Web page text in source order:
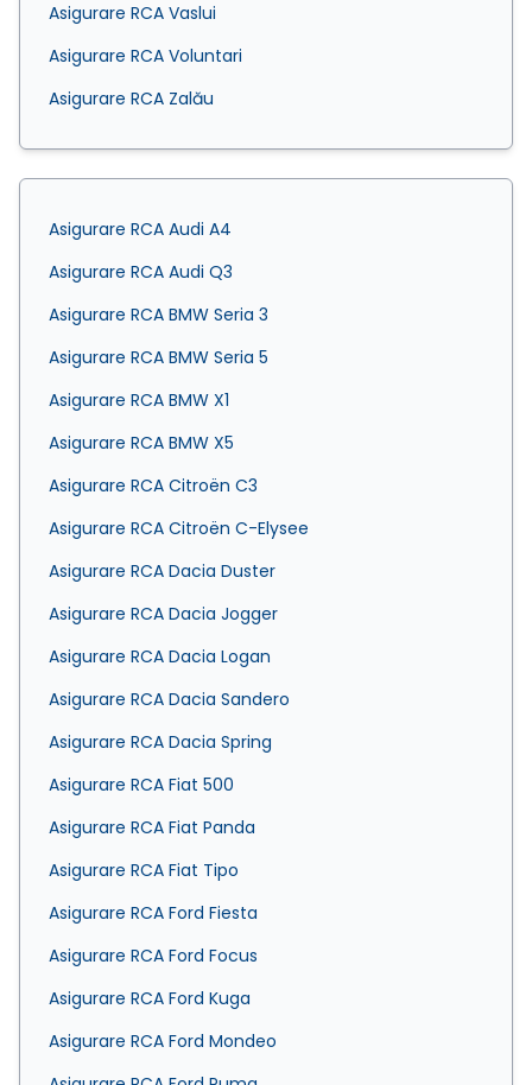
Asigurare RCA Vaslui
Asigurare RCA Voluntari
Asigurare RCA Zalău
Asigurare RCA Audi A4
Asigurare RCA Audi Q3
Asigurare RCA BMW Seria 3
Asigurare RCA BMW Seria 5
Asigurare RCA BMW X1
Asigurare RCA BMW X5
Asigurare RCA Citroën C3
Asigurare RCA Citroën C-Elysee
Asigurare RCA Dacia Duster
Asigurare RCA Dacia Jogger
Asigurare RCA Dacia Logan
Asigurare RCA Dacia Sandero
Asigurare RCA Dacia Spring
Asigurare RCA Fiat 500
Asigurare RCA Fiat Panda
Asigurare RCA Fiat Tipo
Asigurare RCA Ford Fiesta
Asigurare RCA Ford Focus
Asigurare RCA Ford Kuga
Asigurare RCA Ford Mondeo